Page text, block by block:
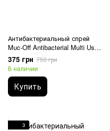
Антибактериальный спрей
Muc-Off Antibacterial Multi Use
Surface Cleaner - 500ml
375 грн 750 грн
В наличии
Купить
3